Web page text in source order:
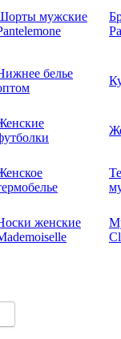
мужские
белье
женские